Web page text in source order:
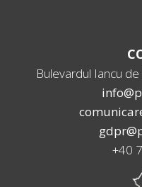
Bulevardul Iancu
+40